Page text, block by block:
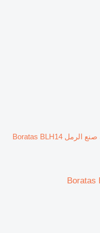
جديد آلة صنع الرمل Boratas BLH14
Boratas